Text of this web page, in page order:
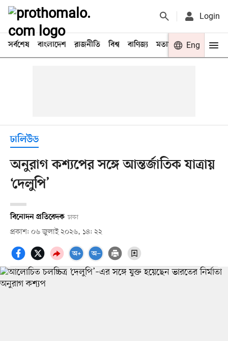
Login
সর্বশেষ বাংলাদেশ রাজনীতি বিশ্ব বাণিজ্য মতামত খেলা
Eng
ঢালিউড
অনুরাগ কশ্যপের সঙ্গে আন্তর্জাতিক যাত্রায়
‘দেলুপি’
বিনোদন প্রতিবেদক ঢাকা
প্রকাশ: ০৬ জুলাই ২০২৬, ১৪: ২২